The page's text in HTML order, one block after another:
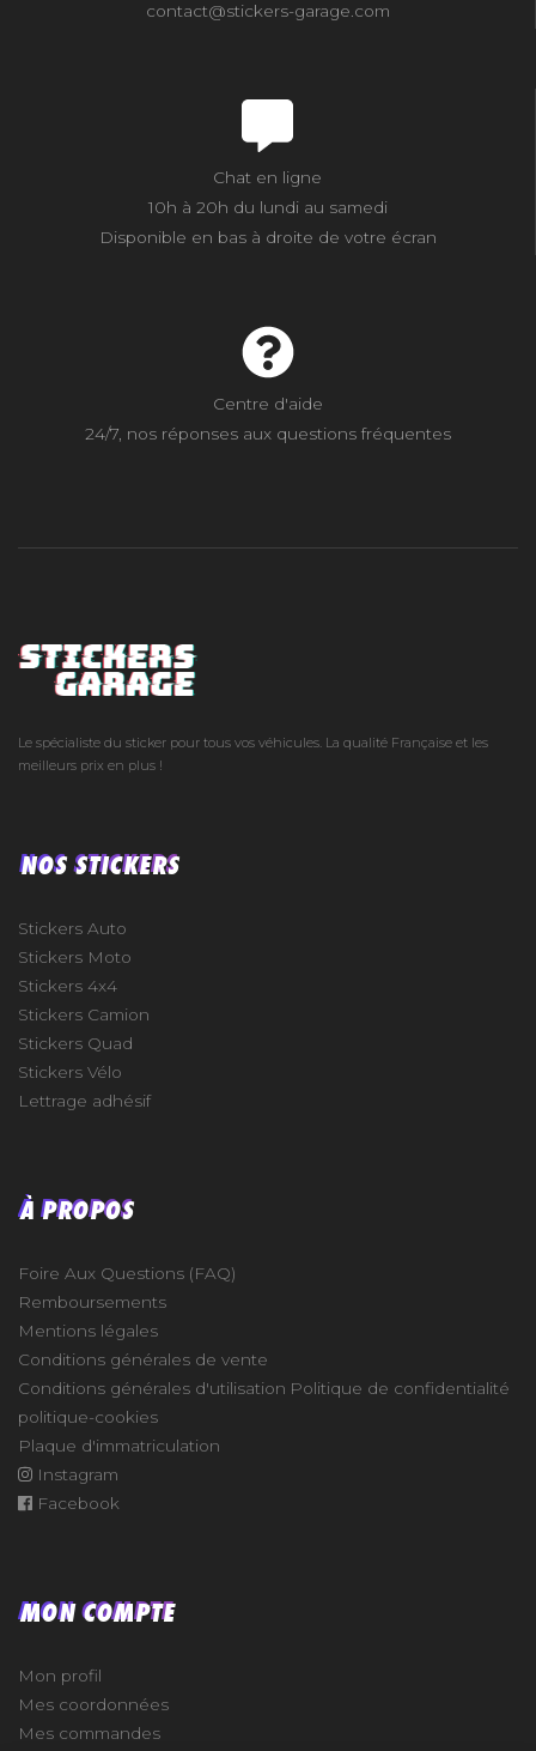
contact@stickers-garage.com
Chat en ligne
10h à 20h du lundi au samedi
Disponible en bas à droite de votre écran
Centre d'aide
24/7, nos réponses aux questions fréquentes
Le spécialiste du sticker pour tous vos véhicules. La qualité Française et les
meilleurs prix en plus !
NOS STICKERS
Stickers Auto
Stickers Moto
Stickers 4x4
Stickers Camion
Stickers Quad
Stickers Vélo
Lettrage adhésif
À PROPOS
Foire Aux Questions (FAQ)
Remboursements
Mentions légales
Conditions générales de vente
Conditions générales d'utilisation Politique de confidentialité
politique-cookies
Plaque d'immatriculation
Instagram
Facebook
MON COMPTE
Mon profil
Mes coordonnées
Mes commandes